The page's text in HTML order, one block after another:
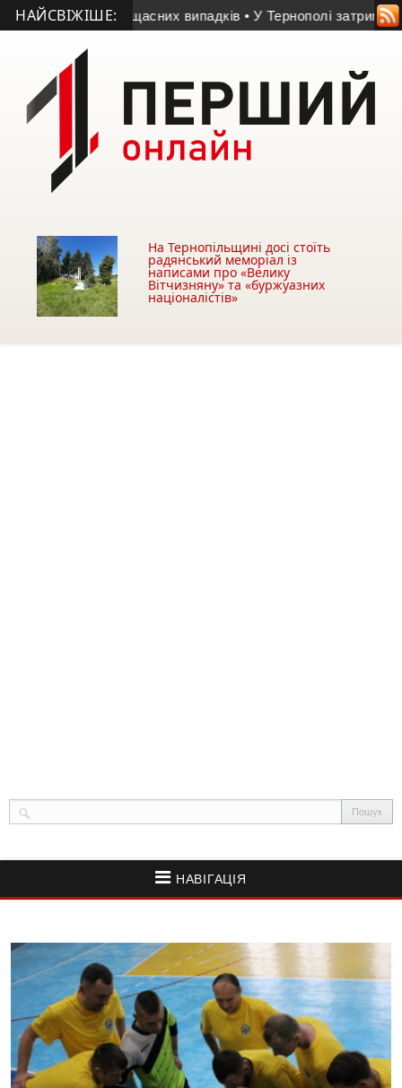
НАЙСВІЖІШЕ:
після нещасних випадків • У Тернополі затримали
На Тернопільщині досі стоїть
радянський меморіал із
написами про «Велику
Вітчизняну» та «буржуазних
націоналістів»
НАВІГАЦІЯ